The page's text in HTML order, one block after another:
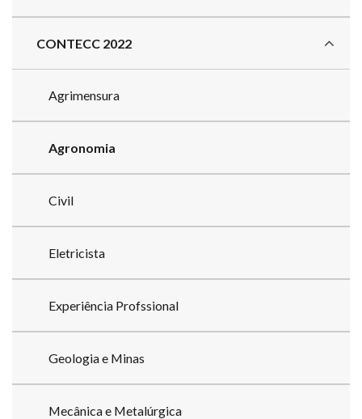
CONTECC 2022
Agrimensura
Agronomia
Civil
Eletricista
Experiência Profssional
Geologia e Minas
Mecânica e Metalúrgica